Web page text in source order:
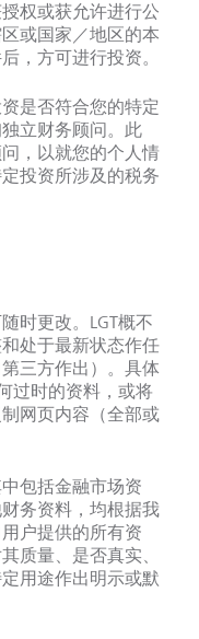
权或获允许进行公
或国家／地区的本
，方可进行投资。
是否符合您的特定
立财务顾问。此
，以就您的个人情
投资所涉及的税务
时更改。LGT概不
处于最新状态作任
三方作出）。具体
过时的资料，或将
网页内容（全部或
包括金融市场资
务资料，均根据我
户提供的所有资
质量、是否真实、
用途作出明示或默